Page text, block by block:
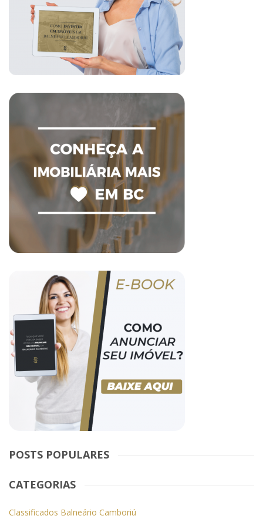
POSTS POPULARES
CATEGORIAS
Classificados Balneário Camboriú